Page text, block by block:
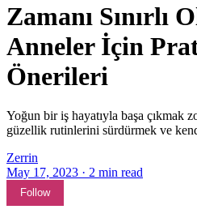
Zamanı Sınırlı
Anneler İçin
Önerileri
Yoğun bir iş hayatıyla başa çıkmak
güzellik rutinlerini sürdürmek ve
Zerrin
May 17, 2023 · 2 min read
Follow